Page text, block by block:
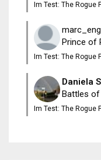
Im Test: The Rogue
Prince of
Im Test: The Rogue
Daniela
Battles
Im Test: The Rogue